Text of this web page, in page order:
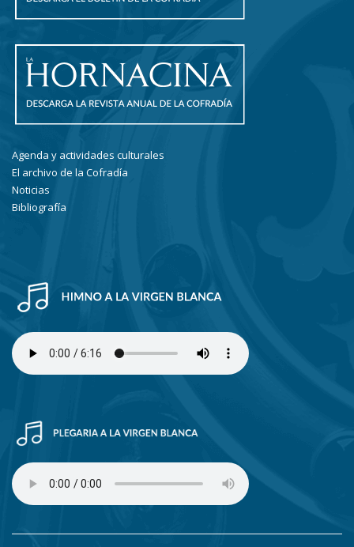
Agenda y actividades culturales
El archivo de la Cofradía
Noticias
Bibliografía